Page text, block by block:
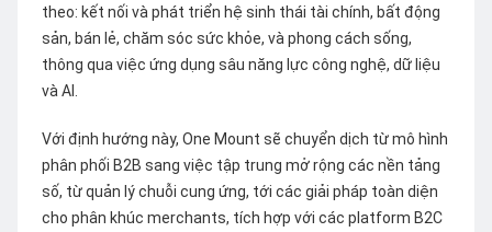
theo: kết nối và phát triển hệ sinh thái tài chính, bất động
sản, bán lẻ, chăm sóc sức khỏe, và phong cách sống,
thông qua việc ứng dụng sâu năng lực công nghệ, dữ liệu
và AI.
Với định hướng này, One Mount sẽ chuyển dịch từ mô hình
phân phối B2B sang việc tập trung mở rộng các nền tảng
số, từ quản lý chuỗi cung ứng, tới các giải pháp toàn diện
cho phân khúc merchants, tích hợp với các platform B2C